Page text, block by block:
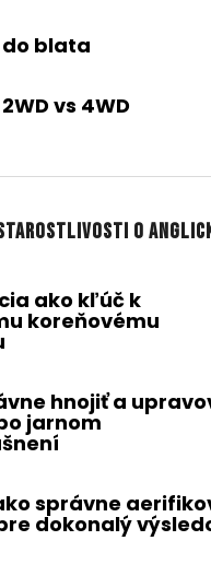
do blata
vs 4WD
o
ako kľúč k
koreňovému
hnojiť a
jarnom
správne
dokonalý